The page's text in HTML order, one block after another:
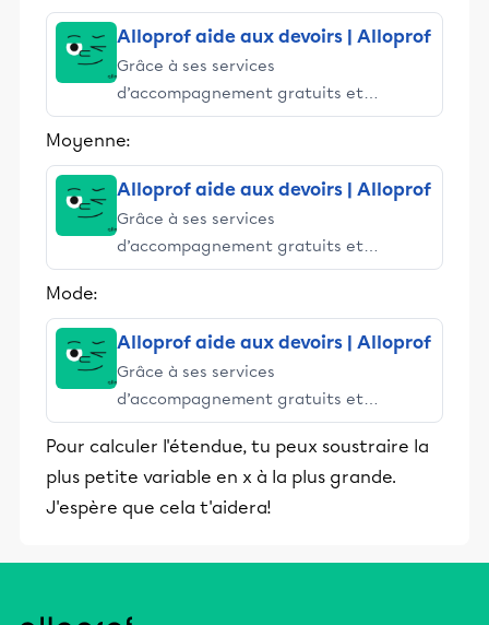
Alloprof aide aux devoirs | Alloprof
Grâce à ses services
d’accompagnement gratuits et
stimulants, Alloprof engage les élèves
et leurs parents dans la réussite
Moyenne:
Alloprof aide aux devoirs | Alloprof
Grâce à ses services
d’accompagnement gratuits et
stimulants, Alloprof engage les élèves
Mode:
Alloprof aide aux devoirs | Alloprof
Grâce à ses services
d’accompagnement gratuits et
stimulants, Alloprof engage les élèves
et leurs parents dans la réussite
éducative.
Pour calculer l'étendue, tu peux soustraire la
plus petite variable en x à la plus grande.
J'espère que cela t'aidera!